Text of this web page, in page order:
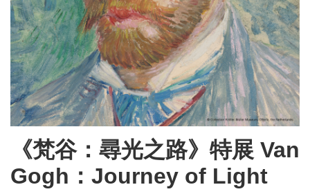
《梵谷：尋光之路》特展 Van
Gogh：Journey of Light